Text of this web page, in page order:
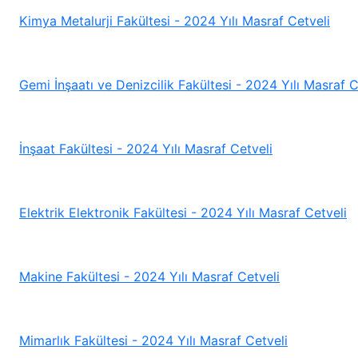
Kimya Metalurji Fakültesi - 2024 Yılı Masraf Cetveli
Gemi İnşaatı ve Denizcilik Fakültesi - 2024 Yılı Masraf
İnşaat Fakültesi - 2024 Yılı Masraf Cetveli
Elektrik Elektronik Fakültesi - 2024 Yılı Masraf Cetveli
Makine Fakültesi - 2024 Yılı Masraf Cetveli
Mimarlık Fakültesi - 2024 Yılı Masraf Cetveli